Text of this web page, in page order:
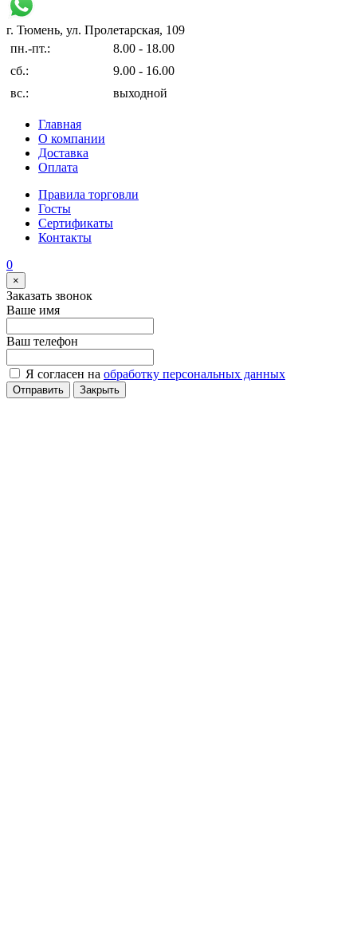
г. Тюмень, ул. Пролетарская, 109
пн.-пт.:
8.00 - 18.00
сб.:
9.00 - 16.00
вс.:
выходной
Главная
О компании
Доставка
Оплата
Правила торговли
Госты
Сертификаты
Контакты
0
×
Заказать звонок
Ваше имя
Ваш телефон
Я согласен на обработку персональных данных
Отправить Закрыть